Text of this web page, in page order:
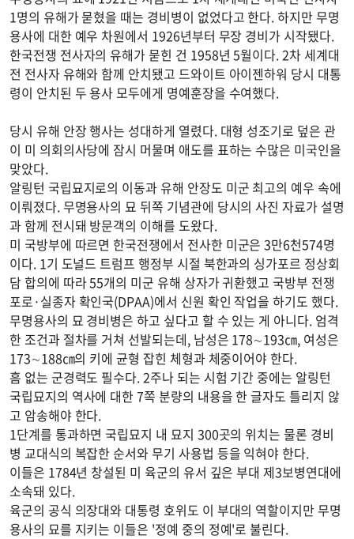
1명의 유해가 묻혔을 때는 경비병이 없었다고 한다. 하지만 무명
용사에 대한 예우 차원에서 1926년부터 무장 경비가 시작됐다.
한국전쟁 전사자의 유해가 묻힌 건 1958년 5월이다. 2차 세계대
전 전사자 유해와 함께 안치됐고 드와이트 아이젠하워 당시 대통
령이 안치된 두 용사 모두에게 명예훈장을 수여했다.
당시 유해 안장 행사는 성대하게 열렸다. 대형 성조기로 덮은 관
이 미 의회의사당에 잠시 머물며 애도를 표하는 수많은 미국인을
맞았다.
알링턴 국립묘지로의 이동과 유해 안장도 미군 최고의 예우 속에
이뤄졌다. 무명용사의 묘 뒤쪽 기념관에 당시의 사진 자료가 설명
과 함께 전시돼 방문객의 이해를 도왔다.
미 국방부에 따르면 한국전쟁에서 전사한 미군은 3만6천574명
이다. 1기 도널드 트럼프 행정부 시절 북한과의 싱가포르 정상회
담 합의에 따라 55개의 미군 유해 상자가 귀환했고 국방부 전쟁
포로·실종자 확인국(DPAA)에서 신원 확인 작업을 하기도 했다.
무명용사의 묘 경비병은 하고 싶다고 할 수 있는 게 아니다. 엄격
한 조건과 절차를 거쳐 선발되는데, 남성은 178∼193㎝, 여성은
173∼188㎝의 키에 균형 잡힌 체형과 체중이어야 한다.
흠 없는 군경력도 필수다. 2주나 되는 시험 기간 중에는 알링턴
국립묘지의 역사에 대한 7쪽 분량의 내용을 한 글자도 틀리지 않
고 암송해야 한다.
1단계를 통과하면 국립묘지 내 묘지 300곳의 위치는 물론 경비
병 교대식의 복잡한 순서와 무기 사용법 등을 익혀야 한다.
이들은 1784년 창설된 미 육군의 유서 깊은 부대 제3보병연대에
소속돼 있다.
육군의 공식 의장대와 대통령 호위도 이 부대의 역할이지만 무명
용사의 묘를 지키는 이들은 '정예 중의 정예'로 불린다.